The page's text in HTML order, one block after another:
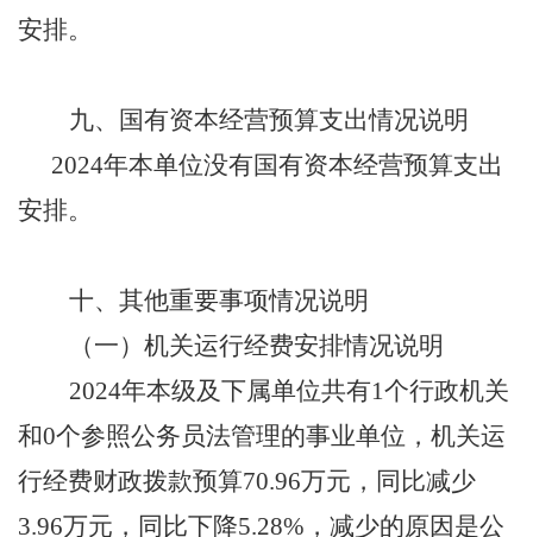
安排。
九、
国有资本经营预算支出情况说明
2024年本单位没有国有资本经营预算支出
安排。
十、 其他重要事项情况说明
（一） 机关运行经费安排情况说明
2024年本级及下属单位共有1个行政机关
和0个参照公务员法管理的事业单位，机关运
行经费财政拨款预算70.96万元，同比减少
3.96万元，同比下降5.28%， 减少的原因是公